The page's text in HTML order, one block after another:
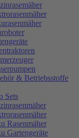
& Betriebsstoffe
Sets
Rasenmäher
Gartengeräte